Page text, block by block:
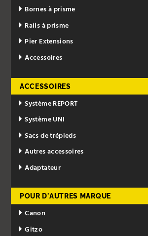
Bornes à prisme
Rails à prisme
Pier Extensions
Accessoires
ACCESSOIRES
Système REPORT
Système UNI
Sacs de trépieds
Autres accessoires
Adaptateur
POUR D'AUTRES MARQUE
Canon
Gitzo